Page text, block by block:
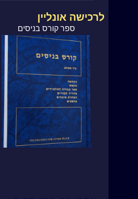
לרכישה אונליין
ספר קורס בניסים